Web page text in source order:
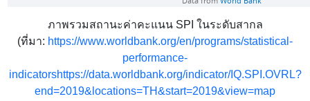
ภาพรวมสถานะค่าคะแนน SPI ในระดับสากล
(ที่มา: https://www.worldbank.org/en/programs/statistical-
performance-
indicatorshttps://data.worldbank.org/indicator/IQ.SPI.OVRL?
end=2019&locations=TH&start=2019&view=map